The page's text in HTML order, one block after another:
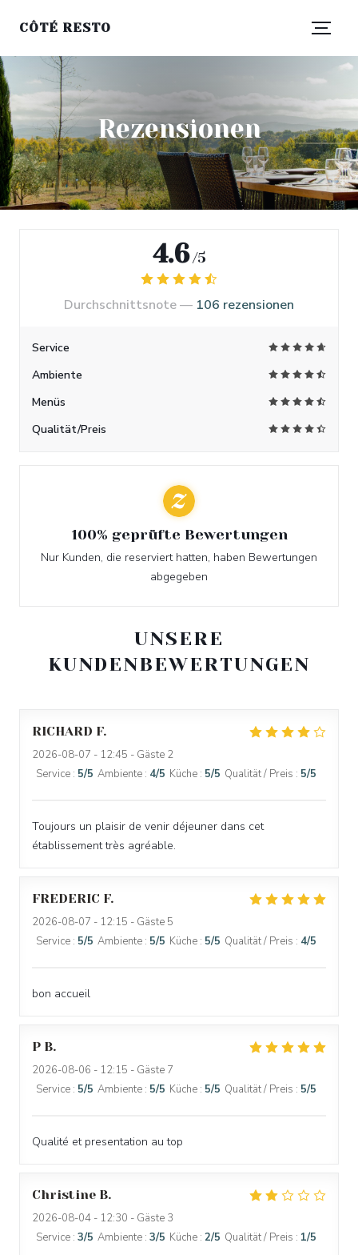
CÔTÉ RESTO
Rezensionen
UNSERE
KUNDENBEWERTUNGEN
RICHARD F
2026-08-07 - 12:45 - Gäste 2
Service : 5/5 Ambiente : 4/5 Küche : 5/5 Qualität / Preis : 5/5
Toujours un plaisir de venir déjeuner dans cet
établissement très agréable.
FREDERIC F
2026-08-07 - 12:15 - Gäste 5
Service : 5/5 Ambiente : 5/5 Küche : 5/5 Qualität / Preis : 4/5
bon accueil
P B
2026-08-06 - 12:15 - Gäste 7
Service : 5/5 Ambiente : 5/5 Küche : 5/5 Qualität / Preis : 5/5
Qualité et presentation au top
Christine B
2026-08-04 - 12:30 - Gäste 3
Service : 3/5 Ambiente : 3/5 Küche : 2/5 Qualität / Preis : 1/5
4.6 /5
Durchschnittsnote — 106 rezensionen
Service
Ambiente
Menüs
Qualität/Preis
100% geprüfte Bewertungen
Nur Kunden, die reserviert hatten, haben Bewertungen
abgegeben